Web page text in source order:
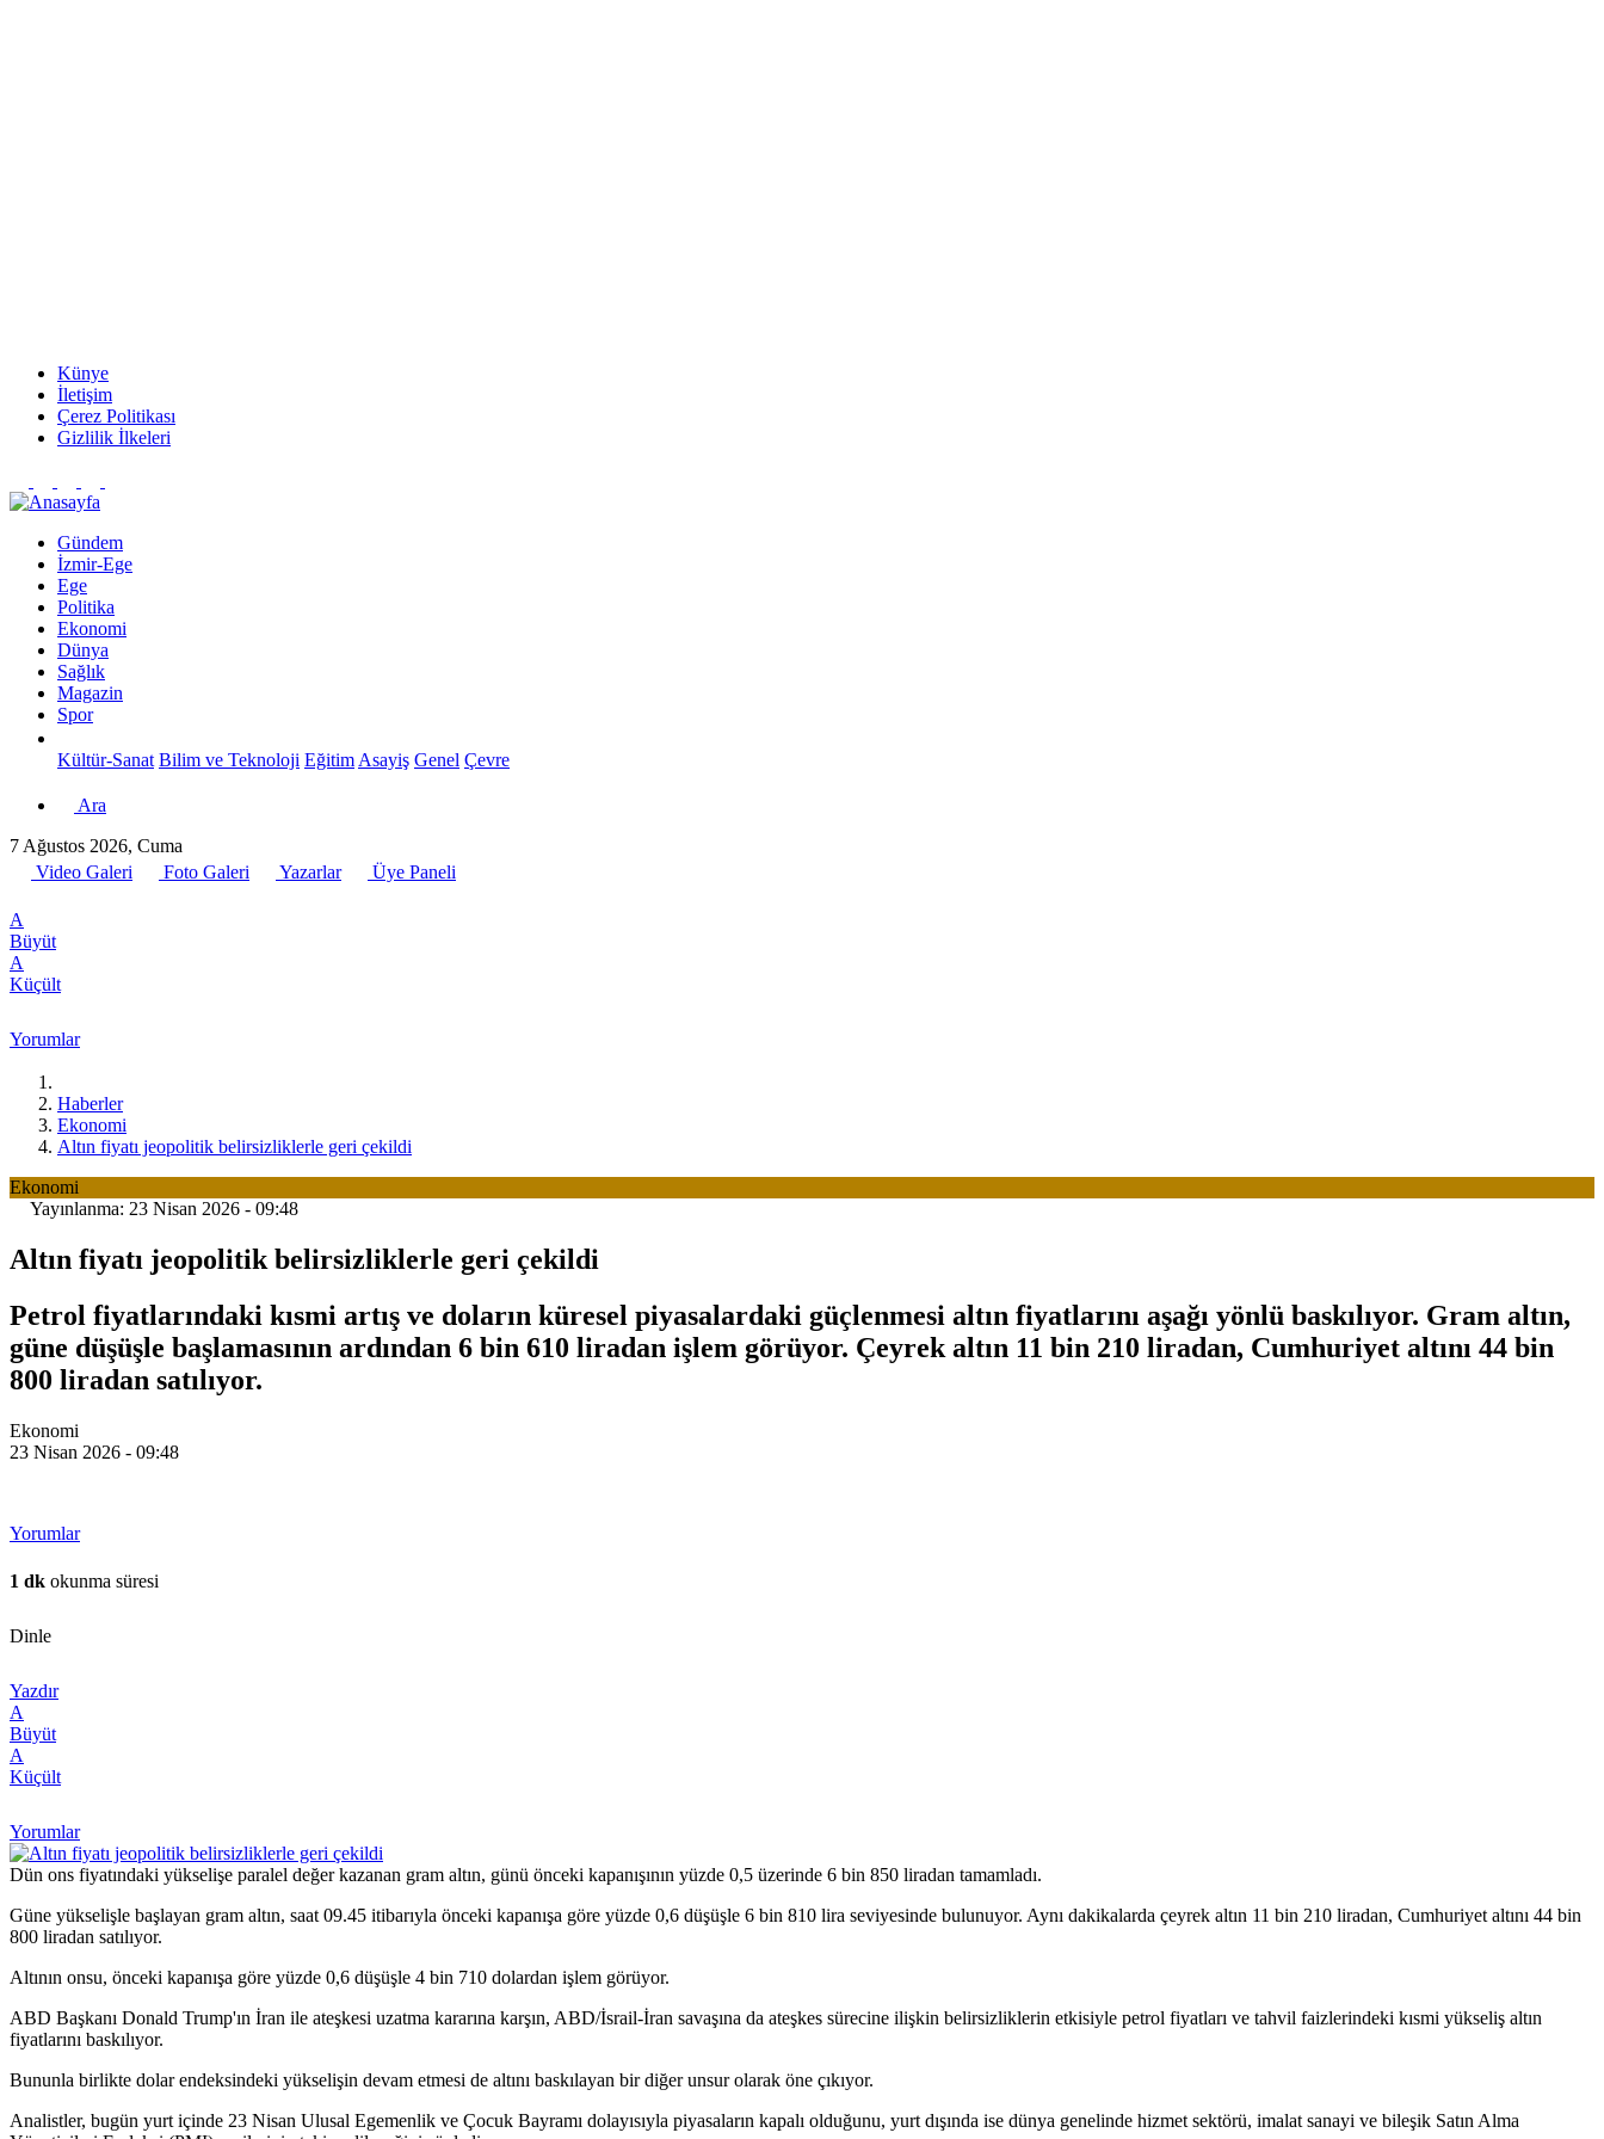
Künye
İletişim
Çerez Politikası
Gizlilik İlkeleri
Gündem
İzmir-Ege
Ege
Politika
Ekonomi
Dünya
Sağlık
Magazin
Spor
Kültür-Sanat Bilim ve Teknoloji Eğitim Asayiş Genel Çevre
Ara
7 Ağustos 2026, Cuma
Video Galeri
Foto Galeri Yazarlar Üye Paneli
A
Büyüt
A
Küçült
Yorumlar
Haberler
Ekonomi
Altın fiyatı jeopolitik belirsizliklerle geri çekildi
Ekonomi
Yayınlanma: 23 Nisan 2026 - 09:48
Altın fiyatı jeopolitik belirsizliklerle geri çekildi
Petrol fiyatlarındaki kısmi artış ve doların küresel piyasalardaki güçlenmesi altın fiyatlarını aşağı yönlü baskılıyor. Gram altın,
güne düşüşle başlamasının ardından 6 bin 610 liradan işlem görüyor. Çeyrek altın 11 bin 210 liradan, Cumhuriyet altını 44 bin
800 liradan satılıyor.
Ekonomi
23 Nisan 2026 - 09:48
Yorumlar
1 dk okunma süresi
Dinle
Yazdır
A
Büyüt
A
Küçült
Yorumlar
Dün ons fiyatındaki yükselişe paralel değer kazanan gram altın, günü önceki kapanışının yüzde 0,5 üzerinde 6 bin 850 liradan tamamladı.
Güne yükselişle başlayan gram altın, saat 09.45 itibarıyla önceki kapanışa göre yüzde 0,6 düşüşle 6 bin 810 lira seviyesinde bulunuyor. Aynı dakikalarda çeyrek altın 11 bin 210 liradan, Cumhuriyet altını 44 bin
800 liradan satılıyor.
Altının onsu, önceki kapanışa göre yüzde 0,6 düşüşle 4 bin 710 dolardan işlem görüyor.
ABD Başkanı Donald Trump'ın İran ile ateşkesi uzatma kararına karşın, ABD/İsrail-İran savaşına da ateşkes sürecine ilişkin belirsizliklerin etkisiyle petrol fiyatları ve tahvil faizlerindeki kısmi yükseliş altın
fiyatlarını baskılıyor.
Bununla birlikte dolar endeksindeki yükselişin devam etmesi de altını baskılayan bir diğer unsur olarak öne çıkıyor.
Analistler, bugün yurt içinde 23 Nisan Ulusal Egemenlik ve Çocuk Bayramı dolayısıyla piyasaların kapalı olduğunu, yurt dışında ise dünya genelinde hizmet sektörü, imalat sanayi ve bileşik Satın Alma